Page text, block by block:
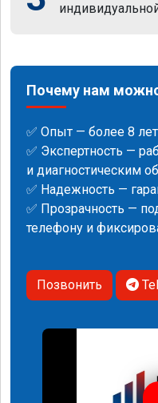
Почему нам
✅ Опыт — более 8
✅ Экспертность —
и диагностическим
✅ Надежность —
✅ Прозрачность —
телефону и
Позвонить